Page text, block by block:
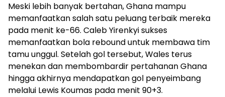
Meski lebih banyak bertahan, Ghana mampu
memanfaatkan salah satu peluang terbaik mereka
pada menit ke-66. Caleb Yirenkyi sukses
memanfaatkan bola rebound untuk membawa tim
tamu unggul. Setelah gol tersebut, Wales terus
menekan dan membombardir pertahanan Ghana
hingga akhirnya mendapatkan gol penyeimbang
melalui Lewis Koumas pada menit 90+3.